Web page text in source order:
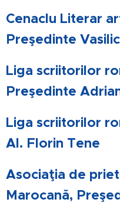
Cenaclu Literar
Preşedinte
Liga scriitorilor
Preşedinte
Liga scriitorilor
Al. Florin Tene
Asociaţia de
Marocană,